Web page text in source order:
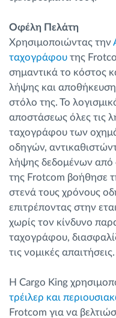
Οφέλη Πελάτη
Χρησιμοποιώντας την
ταχογράφου της
σημαντικά το κόστος
λήψης και
στόλο της. Το
αποστάσεως όλες τις
ταχογράφου των
οδηγών,
λήψης δεδομένων από
της Frotcom βοήθησε
στενά τους χρόνους
επιτρέποντας στην
χωρίς τον κίνδυνο
ταχογράφου,
τις νομικές απαιτήσεις.
Η Cargo King
τρέιλερ και
Frotcom για να